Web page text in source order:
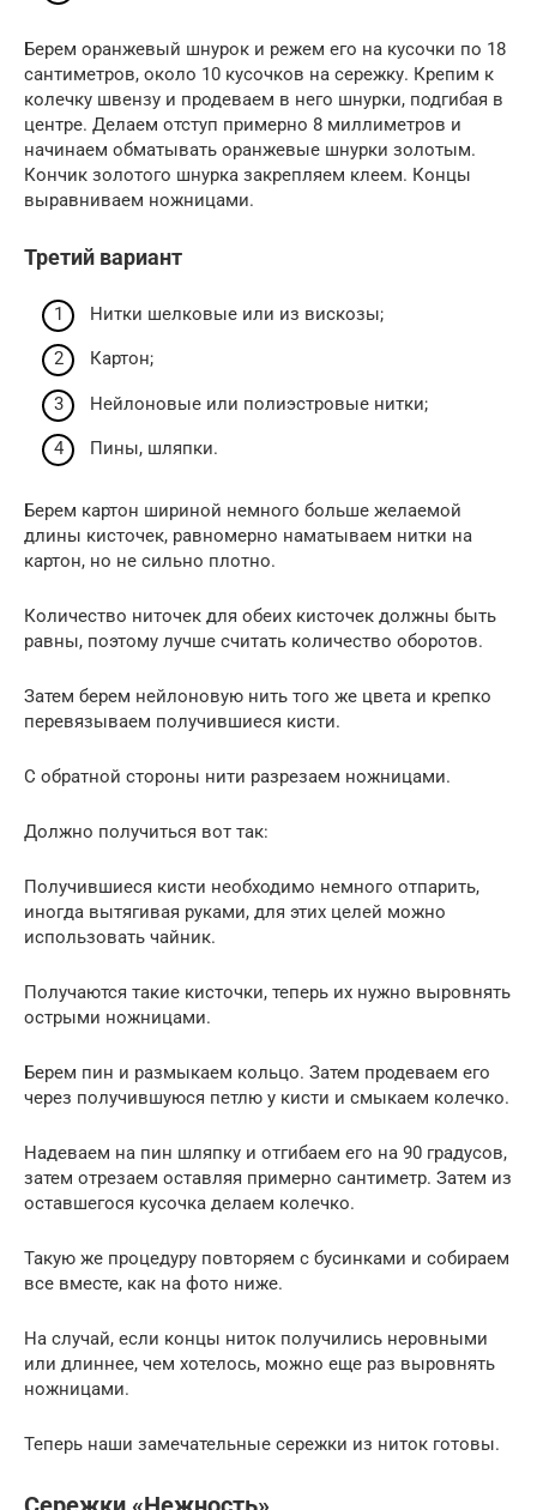
Берем оранжевый шнурок и режем его на кусочки по 18
сантиметров, около 10 кусочков на сережку. Крепим к
колечку швензу и продеваем в него шнурки, подгибая в
центре. Делаем отступ примерно 8 миллиметров и
начинаем обматывать оранжевые шнурки золотым.
Кончик золотого шнурка закрепляем клеем. Концы
выравниваем ножницами.
Третий вариант
Нитки шелковые или из вискозы;
Картон;
Нейлоновые или полиэстровые нитки;
Пины, шляпки.
Берем картон шириной немного больше желаемой
длины кисточек, равномерно наматываем нитки на
картон, но не сильно плотно.
Количество ниточек для обеих кисточек должны быть
равны, поэтому лучше считать количество оборотов.
Затем берем нейлоновую нить того же цвета и крепко
перевязываем получившиеся кисти.
С обратной стороны нити разрезаем ножницами.
Должно получиться вот так:
Получившиеся кисти необходимо немного отпарить,
иногда вытягивая руками, для этих целей можно
использовать чайник.
Получаются такие кисточки, теперь их нужно выровнять
острыми ножницами.
Берем пин и размыкаем кольцо. Затем продеваем его
через получившуюся петлю у кисти и смыкаем колечко.
Надеваем на пин шляпку и отгибаем его на 90 градусов,
затем отрезаем оставляя примерно сантиметр. Затем из
оставшегося кусочка делаем колечко.
Такую же процедуру повторяем с бусинками и собираем
все вместе, как на фото ниже.
На случай, если концы ниток получились неровными
или длиннее, чем хотелось, можно еще раз выровнять
ножницами.
Теперь наши замечательные сережки из ниток готовы.